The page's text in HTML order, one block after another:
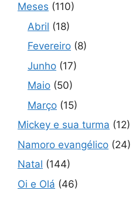
Meses (110)
Abril (18)
Fevereiro (8)
Junho (17)
Maio (50)
Março (15)
Mickey e sua turma (12)
Namoro evangélico (24)
Natal (144)
Oi e Olá (46)